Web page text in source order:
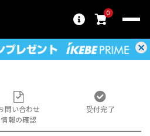
0
問い合わせ
情報の確認
受付完了